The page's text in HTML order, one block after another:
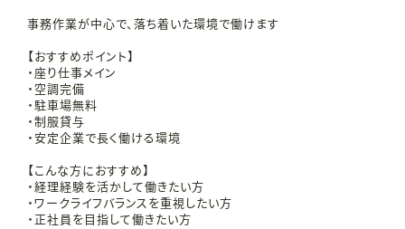
事務作業が中心で、落ち着いた環境で働けます
【おすすめポイント】
・座り仕事メイン
・空調完備
・駐車場無料
・制服貸与
・安定企業で長く働ける環境
【こんな方におすすめ】
・経理経験を活かして働きたい方
・ワークライフバランスを重視したい方
・正社員を目指して働きたい方